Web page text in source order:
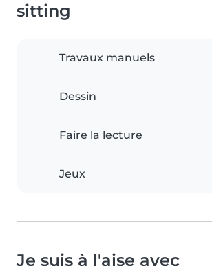
sitting
Travaux manuels
Dessin
Faire la lecture
Jeux
Je suis à l'aise avec